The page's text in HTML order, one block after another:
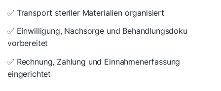
✅ Transport steriler Materialien organisiert
✅ Einwilligung, Nachsorge und Behandlungsdoku
vorbereitet
✅ Rechnung, Zahlung und Einnahmenerfassung
eingerichtet